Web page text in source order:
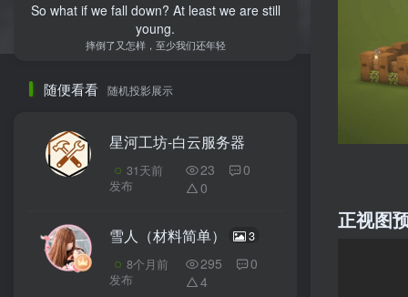
So what if we fall down? At least we are still
young.
摔倒了又怎样，至少我们还年轻
随便看看 随机投影展示
星河工坊-白云服务器
31天前
发布
23
0
0
雪人（材料简单） 3
8个月前
发布
295
0
4
正视图